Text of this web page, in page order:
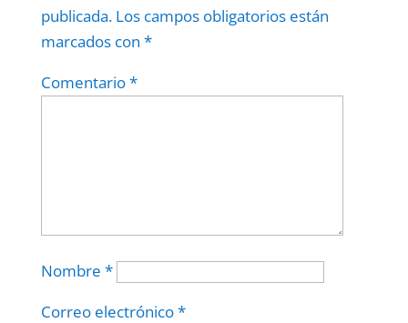
publicada. Los campos obligatorios están
marcados con *
Comentario*
Nombre *
Correo electrónico*